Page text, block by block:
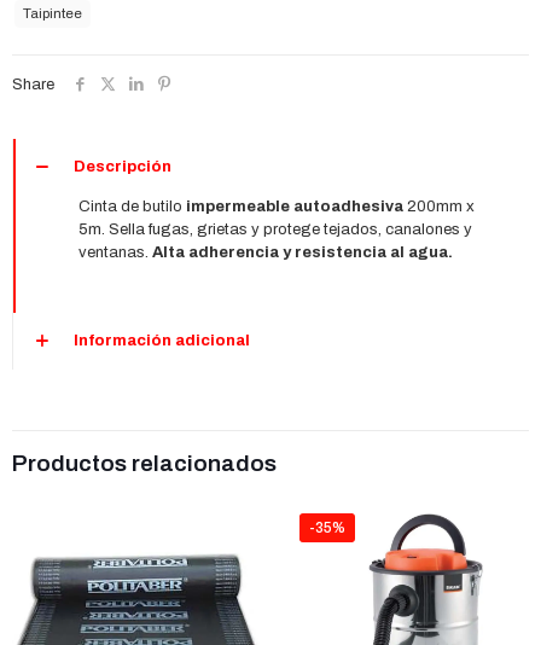
5m
de
Taipintee
Share
Descripción
Cinta de butilo impermeable autoadhesiva 200mm x
5m. Sella fugas, grietas y protege tejados, canalones y
ventanas. Alta adherencia y resistencia al agua.
Información adicional
Productos relacionados
-35%